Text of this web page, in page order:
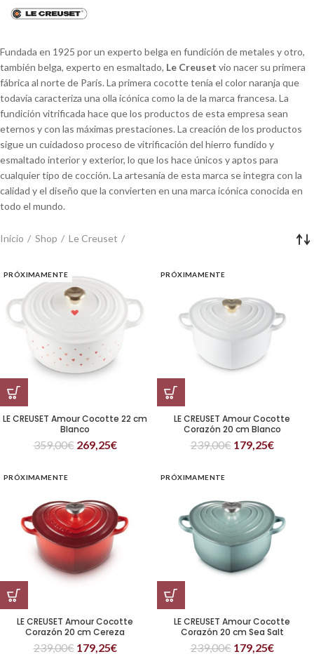
Fundada en 1925 por un experto belga en fundición de metales y otro,
también belga, experto en esmaltado, Le Creuset vio nacer su primera
fábrica al norte de París. La primera cocotte tenía el color naranja que
todavía caracteriza una olla icónica como la de la marca francesa. La
fundición vitrificada hace que los productos de esta empresa sean
eternos y con las máximas prestaciones. La creación de los productos
sigue un cuidadoso proceso de vitrificación del hierro fundido y
esmaltado interior y exterior, lo que los hace únicos y aptos para
cualquier tipo de cocción. La artesanía de esta marca se integra con la
calidad y el diseño que la convierten en una marca icónica conocida en
todo el mundo.
Inicio Shop Le Creuset
PRÓXIMAMENTE
LE CREUSET Amour Cocotte 22 cm
Blanco
359,00€ 269,25€
PRÓXIMAMENTE
LE CREUSET Amour Cocotte
Corazón 20 cm Blanco
239,00€ 179,25€
PRÓXIMAMENTE
LE CREUSET Amour Cocotte
Corazón 20 cm Cereza
239,00€ 179,25€
PRÓXIMAMENTE
LE CREUSET Amour Cocotte
Corazón 20 cm Sea Salt
239,00€ 179,25€